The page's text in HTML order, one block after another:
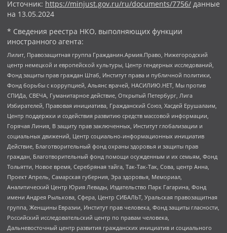
Источник: https://minjust.gov.ru/ru/documents/7756/ данные
на 13.05.2024
* Сведения реестра НКО, выполняющих функции
иностранного агента:
Лилит, Правозащитная группа Гражданин.Армия.Право, Нижегородский
центр немецкой и европейской культуры, Центр гендерных исследований,
Фонд защиты прав граждан Штаб, Институт права и публичной политики,
Фонд борьбы с коррупцией, Альянс врачей, НАСИЛИЮ.НЕТ, Мы против
СПИДа, СВЕЧА, Гуманитарное действие, Открытый Петербург, Лига
Избирателей, Правовая инициатива, Гражданский Союз, Хасдей Ерушалаим,
Центр поддержки и содействия развитию средств массовой информации,
Горячая Линия, В защиту прав заключенных, Институт глобализации и
социальных движений, Центр социально-информационных инициатив
Действие, Благотворительный фонд охраны здоровья и защиты прав
граждан, Благотворительный фонд помощи осужденным и их семьям, Фонд
Тольятти, Новое время, Серебряная тайга, Так-Так-Так, Сова, центр Анна,
Проект Апрель, Самарская губерния, Эра здоровья, Мемориал,
Аналитический Центр Юрия Левады, Издательство Парк Гагарина, Фонд
имени Андрея Рылькова, Сфера, Центр СИБАЛЬТ, Уральская правозащитная
группа, Женщины Евразии, Институт прав человека, Фонд защиты гласности,
Российский исследовательский центр по правам человека,
Дальневосточный центр развития гражданских инициатив и социального